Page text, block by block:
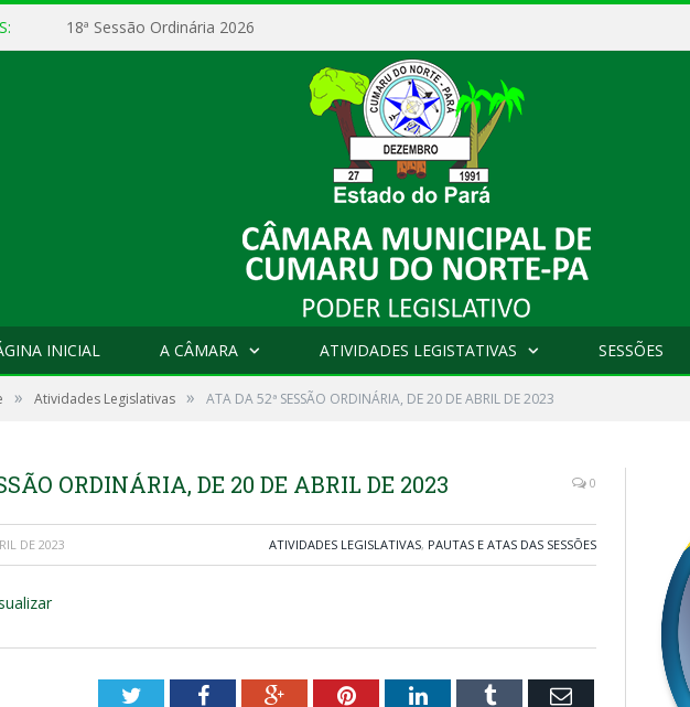
18ª Sessão Ordinária 2026
INICIAL A CÂMARA ATIVIDADES LEGISTATIVAS SESSÕES
» Atividades Legislativas » ATA DA 52ª SESSÃO ORDINÁRIA, DE 20 DE ABRIL DE 2023
ORDINÁRIA, DE 20 DE ABRIL DE 2023 0
DE 2023 ATIVIDADES LEGISLATIVAS, PAUTAS E ATAS DAS SESSÕES
TwitterFacebookGoogle+PinterestLinkedInTumblr Email